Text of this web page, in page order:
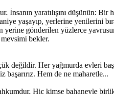
İnsanın yaratılışını düşünün:
yaşayıp, yerlerine yenilerini
yerine gönderilen yüzlerce
bekler.
değildir. Her yağmurda evleri
Hem de ne maharetle...
Hiç kimse bahaneyle